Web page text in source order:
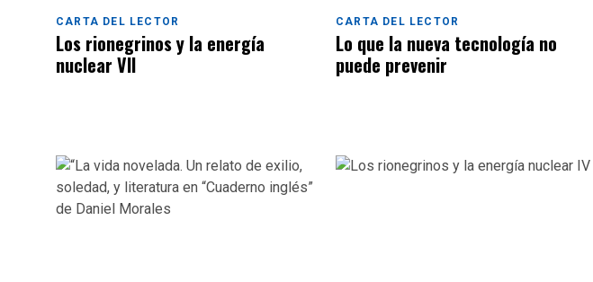
CARTA DEL LECTOR
Los rionegrinos y la energía
nuclear VII
CARTA DEL LECTOR
Lo que la nueva tecnología no
puede prevenir